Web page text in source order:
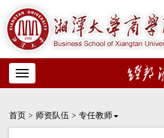
Toggle
navigation
首页 > 师资队伍 > 专任教师